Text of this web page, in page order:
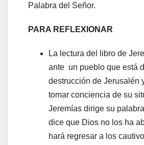
Palabra del Señor.
PARA REFLEXIONAR
La lectura del libro de
ante un pueblo que está
destrucción de Jerusalén
tomar conciencia de su
Jeremías dirige su
dice que Dios no los ha
hará regresar a los